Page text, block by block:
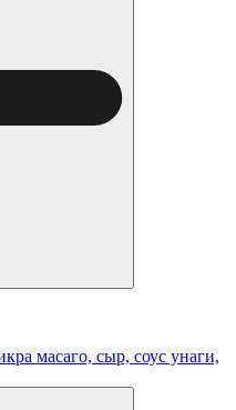
масаго, сыр, соус унаги,